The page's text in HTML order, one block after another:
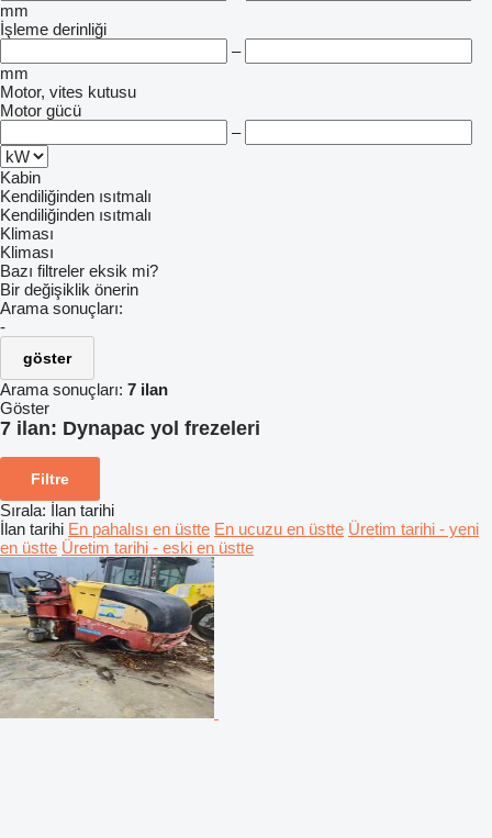
mm
İşleme derinliği
–
mm
Motor, vites kutusu
Motor gücü
–
Kabin
Kendiliğinden ısıtmalı
Kendiliğinden ısıtmalı
Kliması
Kliması
Bazı filtreler eksik mi?
Bir değişiklik önerin
Arama sonuçları:
-
göster
Arama sonuçları: 7 ilan
Göster
7 ilan: Dynapac yol frezeleri
Filtre
Sırala: İlan tarihi
İlan tarihi En pahalısı en üstte En ucuzu en üstte Üretim tarihi - yeni
en üstte Üretim tarihi - eski en üstte